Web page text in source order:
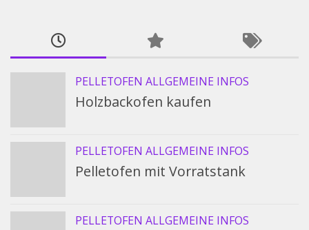
PELLETOFEN ALLGEMEINE INFOS
Holzbackofen kaufen
PELLETOFEN ALLGEMEINE INFOS
Pelletofen mit Vorratstank
PELLETOFEN ALLGEMEINE INFOS